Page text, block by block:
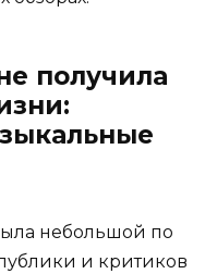
получила
небольшой по
и критиков